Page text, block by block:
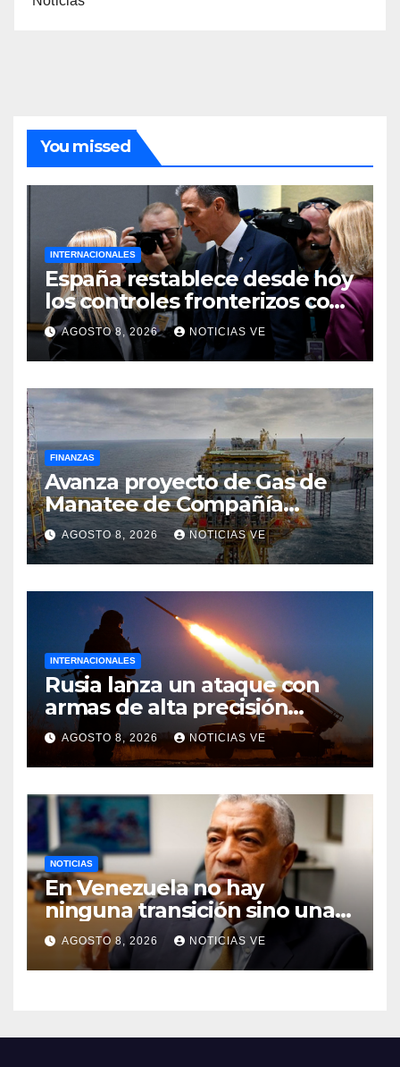
You missed
INTERNACIONALES
España restablece desde hoy
los controles fronterizos con
Italia tras el rechazo de Roma
a retirar las restricciones
AGOSTO 8, 2026 NOTICIAS VE
FINANZAS
Avanza proyecto de Gas de
Manatee de Compañía
Nacional de Gas de Trinidad y
Tobago
AGOSTO 8, 2026 NOTICIAS VE
INTERNACIONALES
Rusia lanza un ataque con
armas de alta precisión
contra la industria militar en
Kiev
AGOSTO 8, 2026 NOTICIAS VE
NOTICIAS
En Venezuela no hay
ninguna transición sino una
ocupación a la fuerza
AGOSTO 8, 2026 NOTICIAS VE